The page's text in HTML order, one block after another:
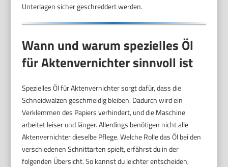
Unterlagen sicher geschreddert werden.
Wann und warum spezielles Öl
für Aktenvernichter sinnvoll ist
Spezielles Öl für Aktenvernichter sorgt dafür, dass die
Schneidwalzen geschmeidig bleiben. Dadurch wird ein
Verklemmen des Papiers verhindert, und die Maschine
arbeitet leiser und länger. Allerdings benötigen nicht alle
Aktenvernichter dieselbe Pflege. Welche Rolle das Öl bei den
verschiedenen Schnittarten spielt, erfährst du in der
folgenden Übersicht. So kannst du leichter entscheiden,